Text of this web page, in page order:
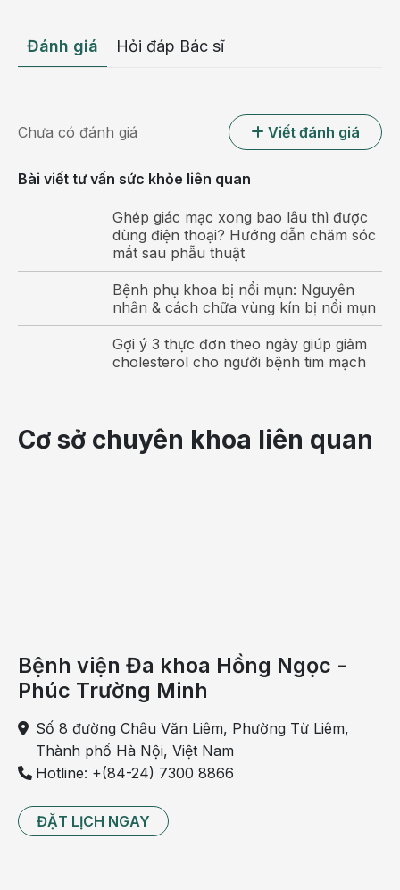
Trẻ bị táo bón nhiều sẽ ám ảnh, sợ đi đại tiện
chướng bụng, ăn khó tiêu, nôn trớ, trẻ còi cọc, suy
Nguyên nhân khiến bé 2 tuổi bị táo bón
Có nhiều nguyên nhân khiến bé 2 tuổi bị táo bón, cụ
- Uống ít nước: Trẻ 2 tuổi thường hiếu động nên đổ
rất nhiều mồ hôi, nhất là vào mùa nắng nóng. Nếu
không uống đủ nước thì cơ thể sẽ bị thiếu hụt nước
dẫn tới táo bón.
trái cây. Do đó, cơ thể trẻ sẽ thiếu chất xơ khiến
phân bị khô cứng và di chuyển chậm.
Pha sữa công thức quá đặc có thể khiến trẻ bị táo
bón
- Sữa công thức pha không đúng tỷ lệ cũng là
nguyên nhân dẫn khiến bé 2 tuổi bị táo bón.
Đánh giá Hỏi đáp Bác sĩ
Chưa có đánh giá Viết đánh giá
Bài viết tư vấn sức khỏe liên quan
Ghép giác mạc xong bao lâu thì được
dùng điện thoại? Hướng dẫn chăm sóc
mắt sau phẫu thuật
Bệnh phụ khoa bị nổi mụn: Nguyên
nhân & cách chữa vùng kín bị nổi mụn
Gợi ý 3 thực đơn theo ngày giúp giảm
cholesterol cho người bệnh tim mạch
Cơ sở chuyên khoa liên quan
Bệnh viện Đa khoa Hồng Ngọc -
Phúc Trường Minh
Số 8 đường Châu Văn Liêm, Phường Từ Liêm,
Thành phố Hà Nội, Việt Nam
Hotline: +(84-24) 7300 8866
ĐẶT LỊCH NGAY